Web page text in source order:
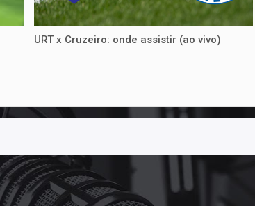
URT x Cruzeiro: onde assistir (ao vivo)